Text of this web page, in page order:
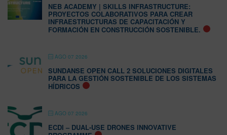
NEB ACADEMY | SKILLS INFRASTRUCTURE:
PROYECTOS COLABORATIVOS PARA CREAR
INFRAESTRUCTURAS DE CAPACITACIÓN Y
FORMACIÓN EN CONSTRUCCIÓN SOSTENIBLE.
AGO 07 2026
SUNDANSE OPEN CALL 2 SOLUCIONES DIGITALES
PARA LA GESTIÓN SOSTENIBLE DE LOS SISTEMAS
HÍDRICOS
AGO 07 2026
ECDI – DUAL-USE DRONES INNOVATIVE